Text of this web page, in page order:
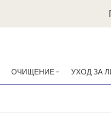
ОЧИЩЕНИЕ УХОД ЗА